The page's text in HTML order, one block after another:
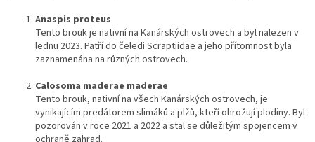
Anaspis proteus
Tento brouk je nativní na Kanárských ostrovech a byl nalezen v
lednu 2023. Patří do čeledi Scraptiidae a jeho přítomnost byla
zaznamenána na různých ostrovech.
Calosoma maderae maderae
Tento brouk, nativní na všech Kanárských ostrovech, je
vynikajícím predátorem slimáků a plžů, kteří ohrožují plodiny. Byl
pozorován v roce 2021 a 2022 a stal se důležitým spojencem v
ochraně zahrad.